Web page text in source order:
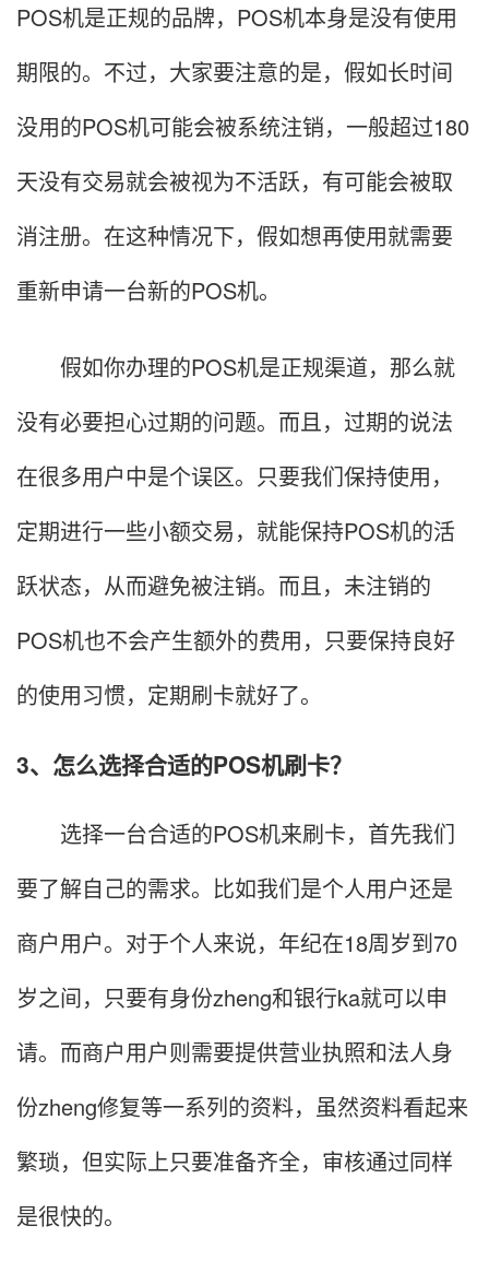
POS机是正规的品牌，POS机本身是没有使用
期限的。不过，大家要注意的是，假如长时间
没用的POS机可能会被系统注销，一般超过180
天没有交易就会被视为不活跃，有可能会被取
消注册。在这种情况下，假如想再使用就需要
重新申请一台新的POS机。
假如你办理的POS机是正规渠道，那么就
没有必要担心过期的问题。而且，过期的说法
在很多用户中是个误区。只要我们保持使用，
定期进行一些小额交易，就能保持POS机的活
跃状态，从而避免被注销。而且，未注销的
POS机也不会产生额外的费用，只要保持良好
的使用习惯，定期刷卡就好了。
3、怎么选择合适的POS机刷卡？
选择一台合适的POS机来刷卡，首先我们
要了解自己的需求。比如我们是个人用户还是
商户用户。对于个人来说，年纪在18周岁到70
岁之间，只要有身份zheng和银行ka就可以申
请。而商户用户则需要提供营业执照和法人身
份zheng修复等一系列的资料，虽然资料看起来
繁琐，但实际上只要准备齐全，审核通过同样
是很快的。